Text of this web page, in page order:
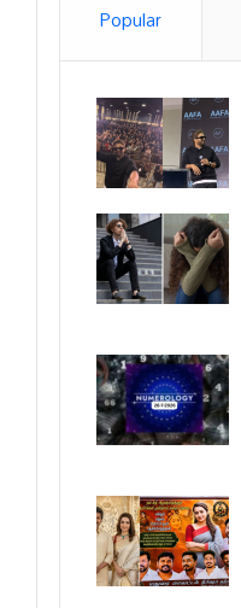
Popular